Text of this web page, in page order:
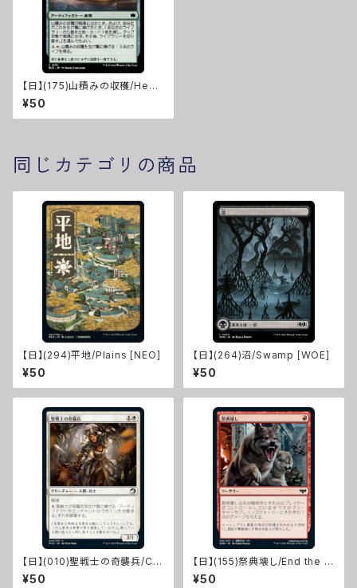
【日】(175)山積みの収穫/Heap
ed Harvest [BLB]
¥50
同じカテゴリの商品
【日】(294)平地/Plains [NEO]
¥50
【日】(264)沼/Swamp [WOE]
¥50
【日】(010)聖戦士の奇襲兵/Cat
har Commando [MID]
¥50
【日】(155)祭典壊し/End the F
estivities [VOW]
¥50